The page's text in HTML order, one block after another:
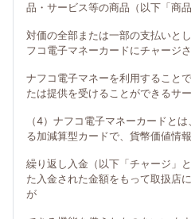
品・サービス等の商品（以下「商
対価の全部または一部の支払いと
フコ電子マネーカードにチャージ
ナフコ電子マネーを利用すること
たは提供を受けることができるサ
（4）ナフコ電子マネーカードと
る加減算型カードで、貨幣価値情
繰り返し入金（以下「チャージ」
た入金された金額をもって取扱店
が